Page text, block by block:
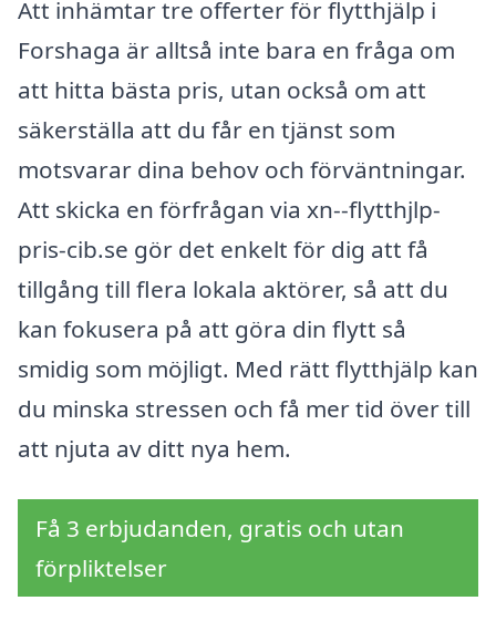
Att inhämtar tre offerter för flytthjälp i
Forshaga är alltså inte bara en fråga om
att hitta bästa pris, utan också om att
säkerställa att du får en tjänst som
motsvarar dina behov och förväntningar.
Att skicka en förfrågan via xn--flytthjlp-
pris-cib.se gör det enkelt för dig att få
tillgång till flera lokala aktörer, så att du
kan fokusera på att göra din flytt så
smidig som möjligt. Med rätt flytthjälp kan
du minska stressen och få mer tid över till
att njuta av ditt nya hem.
Få 3 erbjudanden, gratis och utan
förpliktelser